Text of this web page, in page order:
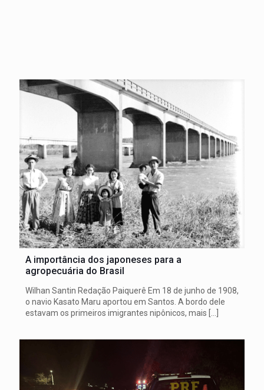
A importância dos japoneses para a
agropecuária do Brasil
Wilhan Santin Redação Paiquerê Em 18 de junho de 1908,
o navio Kasato Maru aportou em Santos. A bordo dele
estavam os primeiros imigrantes nipônicos, mais […]